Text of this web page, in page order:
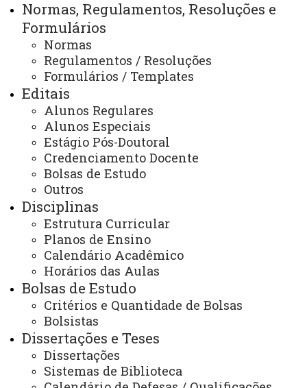
Normas, Regulamentos, Resoluções e
Formulários
Normas
Regulamentos / Resoluções
Formulários / Templates
Editais
Alunos Regulares
Alunos Especiais
Estágio Pós-Doutoral
Credenciamento Docente
Bolsas de Estudo
Outros
Disciplinas
Estrutura Curricular
Planos de Ensino
Calendário Acadêmico
Horários das Aulas
Bolsas de Estudo
Critérios e Quantidade de Bolsas
Bolsistas
Dissertações e Teses
Dissertações
Sistemas de Biblioteca
ACESSOS: 805
Contato:
/ (45) 3576-8188 Whatsapp
Segunda à sexta
08h às 12h - 13:30 às 17:30
E-mail:
foz.mestradoppgen@unioeste.br
foz.mestradoppgen@gmail.com
Você está aqui:Unioeste
PPGEN - Pós Graduação em Mestrado em Ensino -
Foz do Iguaçu
Programa
Projeto Pedagógico
ACESSE
Acesso Restrito (Editores do Portal)